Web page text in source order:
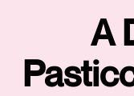
A